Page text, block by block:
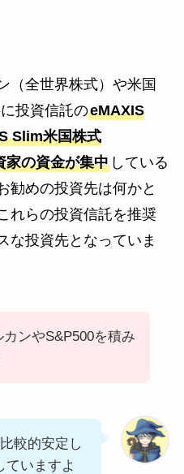
（全世界株式）や米国
投資信託のeMAXIS
Slim米国株式
家の資金が集中している
勧めの投資先は何かと
れらの投資信託を推奨
な投資先となっていま
ンやS&P500を積み
較的安定し
ていますよ